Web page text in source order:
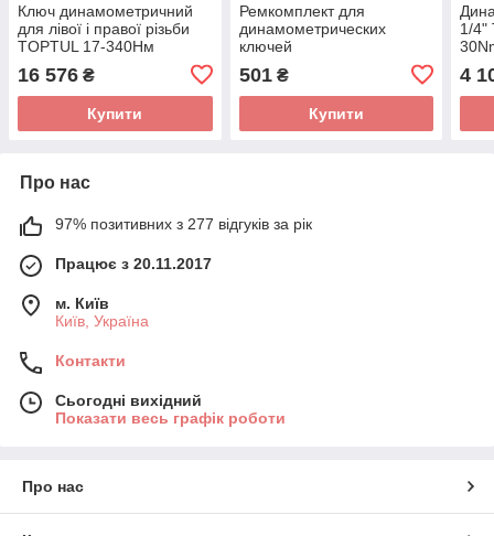
Ключ динамометричний
для лівої і правої різьби
TOPTUL 17-340Нм
(цифровий) 1/2" DT-340I4
16 576 ₴
Купити
Ремкомплект для
динамометрических
ключей
ANAM1610/1620/1630/1640
TOPTUL ALAH1610
501₴
Купити
1/4"
4
Про нас
97% позитивних з 277 відгуків за рік
Працює з 20.11.2017
м. Київ
Київ, Україна
Контакти
Сьогодні вихідний
Показати весь графік роботи
Про нас